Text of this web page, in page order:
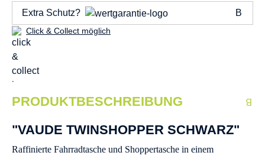
Extra Schutz?
Click & Collect möglich
PRODUKTBESCHREIBUNG
"VAUDE TWINSHOPPER SCHWARZ"
Raffinierte Fahrradtasche und Shoppertasche in einem